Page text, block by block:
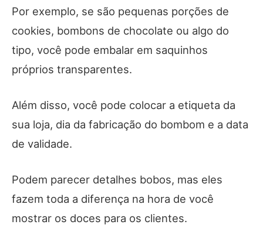
Por exemplo, se são pequenas porções de
cookies, bombons de chocolate ou algo do
tipo, você pode embalar em saquinhos
próprios transparentes.
Além disso, você pode colocar a etiqueta da
sua loja, dia da fabricação do bombom e a data
de validade.
Podem parecer detalhes bobos, mas eles
fazem toda a diferença na hora de você
mostrar os doces para os clientes.